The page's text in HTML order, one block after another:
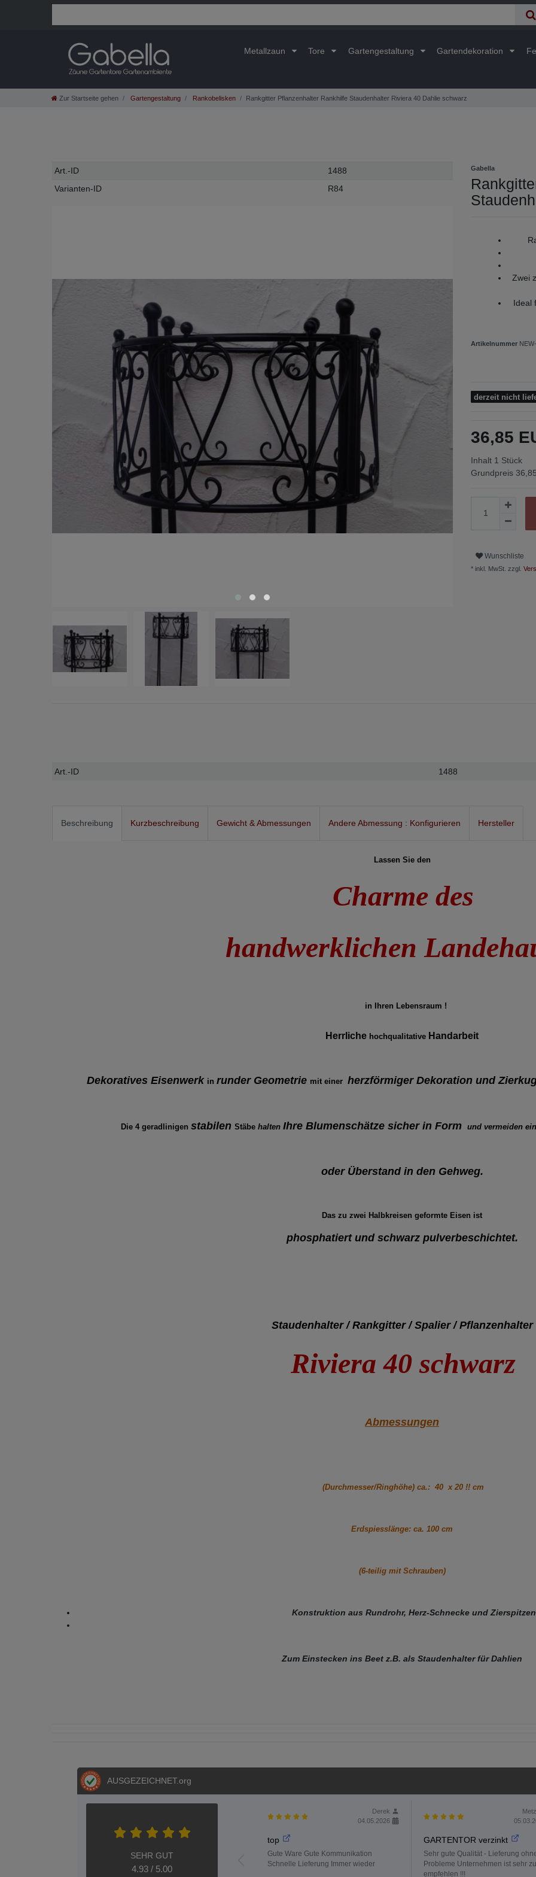
Metallzaun Tore Gartengestaltung Gartendekoration
Zur Startseite gehen Gartengestaltung Rankobelisken Rankgitter Pflanzenhalter Rankhilfe Staudenhalter Riviera 40 Dahlie schwarz
Technisches
Wert
Art.-ID
1488
Varianten-ID
R84
Gabella
Zwei
Ideal
Artikelnummer
derzeit nicht
36,85
Inhalt 1 Stück
Grundpreis
Wunschliste
* inkl. MwSt. zzgl.
Technisches
Wert
Art.-ID 1488
Beschreibung Kurzbeschreibung Gewicht & Abmessungen Andere Abmessung : Konfigurieren Hersteller
Lassen Sie den
Charme des
handwerklichen
in Ihren Lebensraum !
Herrliche hochqualitative Handarbeit
Dekoratives Eisenwerk in runder Geometrie mit einer herzförmiger Dekoration und
Die 4 geradlinigen stabilen Stäbe halten Ihre Blumenschätze sicher in Form und vermeiden
oder Überstand in den Gehweg.
Das zu zwei Halbkreisen geformte Eisen ist
phosphatiert und schwarz pulverbeschichtet.
Staudenhalter / Rankgitter / Spalier / Pflanzenhalter
Riviera 40 schwarz
Abmessungen
(Durchmesser/Ringhöhe) ca.: 40 x 20 !! cm
Erdspiesslänge: ca. 100 cm
(6-teilig mit Schrauben)
Konstruktion aus Rundrohr, Herz-Schnecke und Zierspitzen
Zum Einstecken ins Beet z.B. als Staudenhalter für Dahlien
AUSGEZEICHNET.org
SEHR GUT
4.93 / 5.00
Derek
04.05.2026
top
Gute Ware Gute Kommunikation
Schnelle Lieferung Immer wieder
GARTENTOR verzinkt
Sehr gute Qualität - Lieferung
Probleme Unternehmen ist sehr zu
empfehlen !!!